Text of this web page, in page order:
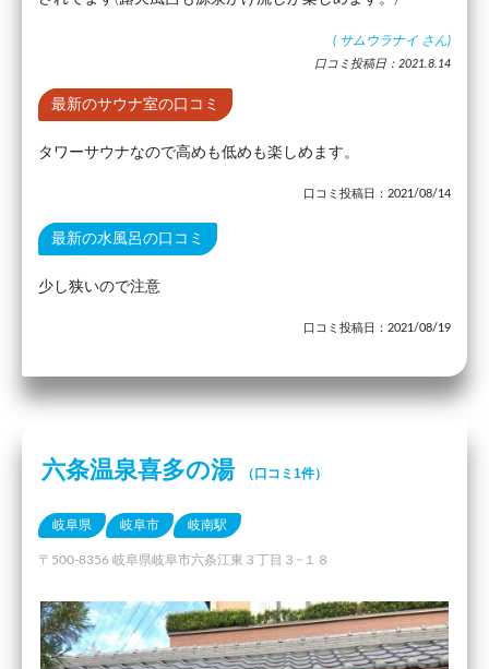
( サムウラナイ さん)
口コミ投稿日：2021.8.14
最新のサウナ室の口コミ
タワーサウナなので高めも低めも楽しめます。
口コミ投稿日：2021/08/14
最新の水風呂の口コミ
少し狭いので注意
口コミ投稿日：2021/08/19
六条温泉喜多の湯 （口コミ1件）
岐阜県 岐阜市 岐南駅
〒500-8356 岐阜県岐阜市六条江東３丁目３−１８